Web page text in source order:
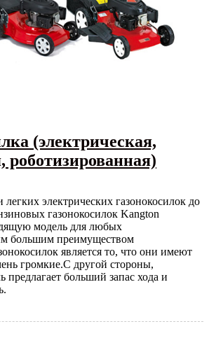
(электрическая,
роботизированная)
электрических газонокосилок до
газонокосилок Kangton
модель для любых
большим преимуществом
является то, что они имеют
громкие.С другой стороны,
предлагает больший запас хода и